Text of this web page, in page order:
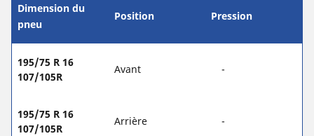
Dimension du
pneu
Position Pression
195/75 R 16
107/105R
Avant -
195/75 R 16
107/105R
Arrière -